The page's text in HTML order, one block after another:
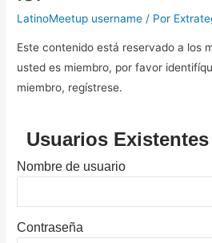
LatinoMeetup username / Por
Este contenido está reservado a los
usted es miembro, por favor
miembro, regístrese.
Usuarios
Nombre de usuario
Contraseña